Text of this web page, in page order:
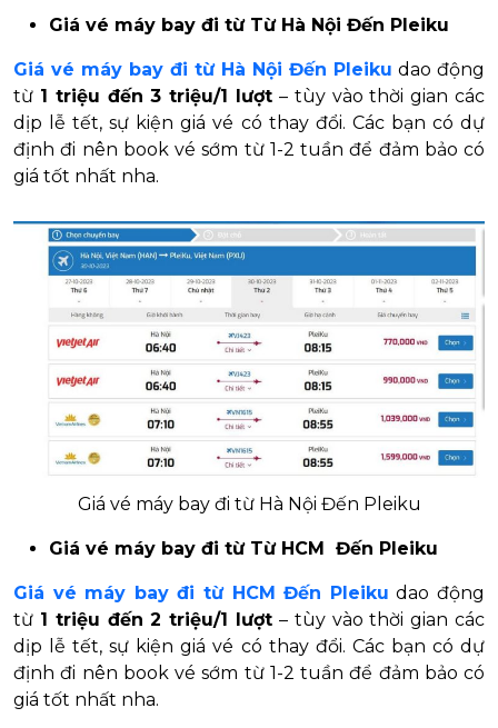
Giá vé máy bay đi từ Từ Hà Nội Đến Pleiku
Giá vé máy bay đi từ Hà Nội Đến Pleiku dao động
từ 1 triệu đến 3 triệu/1 lượt – tùy vào thời gian các
dịp lễ tết, sự kiện giá vé có thay đổi. Các bạn có dự
định đi nên book vé sớm từ 1-2 tuần để đảm bảo có
giá tốt nhất nha.
Giá vé máy bay đi từ Hà Nội Đến Pleiku
Giá vé máy bay đi từ Từ HCM Đến Pleiku
Giá vé máy bay đi từ HCM Đến Pleiku dao động
từ 1 triệu đến 2 triệu/1 lượt – tùy vào thời gian các
dịp lễ tết, sự kiện giá vé có thay đổi. Các bạn có dự
định đi nên book vé sớm từ 1-2 tuần để đảm bảo có
giá tốt nhất nha.